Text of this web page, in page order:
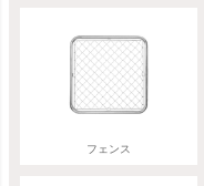
フェンス